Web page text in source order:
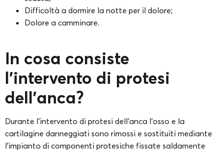
Difficoltà a dormire la notte per il dolore;
Dolore a camminare.
In cosa consiste
l’intervento di protesi
dell’anca?
Durante l’intervento di protesi dell’anca l’osso e la
cartilagine danneggiati sono rimossi e sostituiti mediante
l’impianto di componenti protesiche fissate saldamente